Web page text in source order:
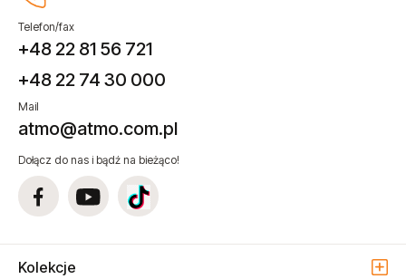
Telefon/fax
+48 22 81 56 721
+48 22 74 30 000
Mail
atmo@atmo.com.pl
Dołącz do nas i bądź na bieżąco!
Kolekcje